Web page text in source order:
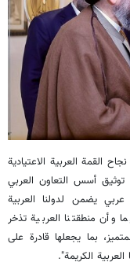
القمة العربية الاعتيادية
توثيق أسس التعاون العربي
يضمن لدولنا العربية
وأن منطقتنا العربية تذخر
بما يجعلها قادرة على
الكريمة".